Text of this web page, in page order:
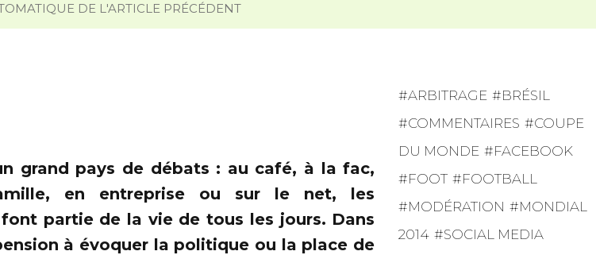
DE L'ARTICLE PRÉCÉDENT
grand pays de débats : au café, à la fac,
en entreprise ou sur le net, les
partie de la vie de tous les jours. Dans
à évoquer la politique ou la place de
ARBITRAGE
BRÉSIL
COMMENTAIRES
COUPE
DU MONDE
FACEBOOK
FOOT
FOOTBALL
MODÉRATION
MONDIAL
2014
SOCIAL MEDIA